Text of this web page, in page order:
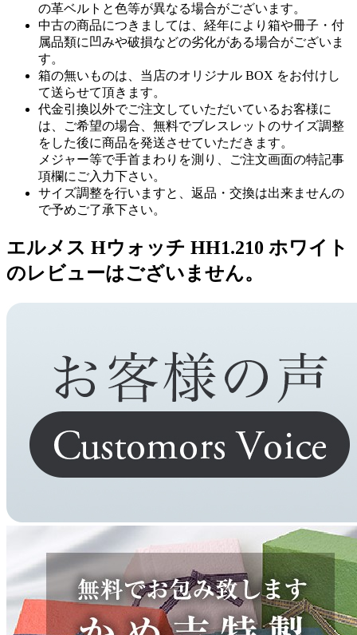
の革ベルトと色等が異なる場合がございます。
中古の商品につきましては、経年により箱や冊子・付
属品類に凹みや破損などの劣化がある場合がございま
す。
箱の無いものは、当店のオリジナル BOX をお付けし
て送らせて頂きます。
代金引換以外でご注文していただいているお客様に
は、ご希望の場合、無料でブレスレットのサイズ調整
をした後に商品を発送させていただきます。
メジャー等で手首まわりを測り、ご注文画面の特記事
項欄にご入力下さい。
サイズ調整を行いますと、返品・交換は出来ませんの
で予めご了承下さい。
エルメス Hウォッチ HH1.210 ホワイト
のレビューはございません。